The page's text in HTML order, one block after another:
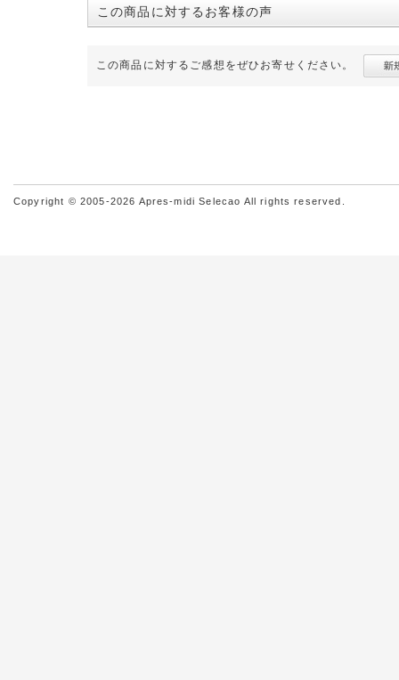
この商品に対するお客様の声
この商品に対するご感想をぜひお寄せください。
Copyright © 2005-2026 Apres-midi Selecao All rights reserved.